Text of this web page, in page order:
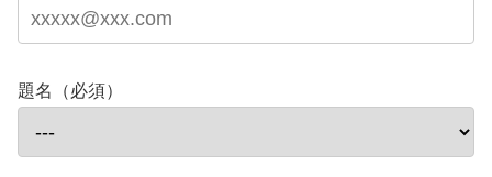
題名（必須）